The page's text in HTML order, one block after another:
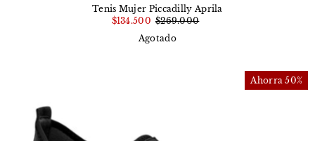
Tenis Mujer Piccadilly Aprila
$134.500 $269.000
Agotado
Ahorra 50%